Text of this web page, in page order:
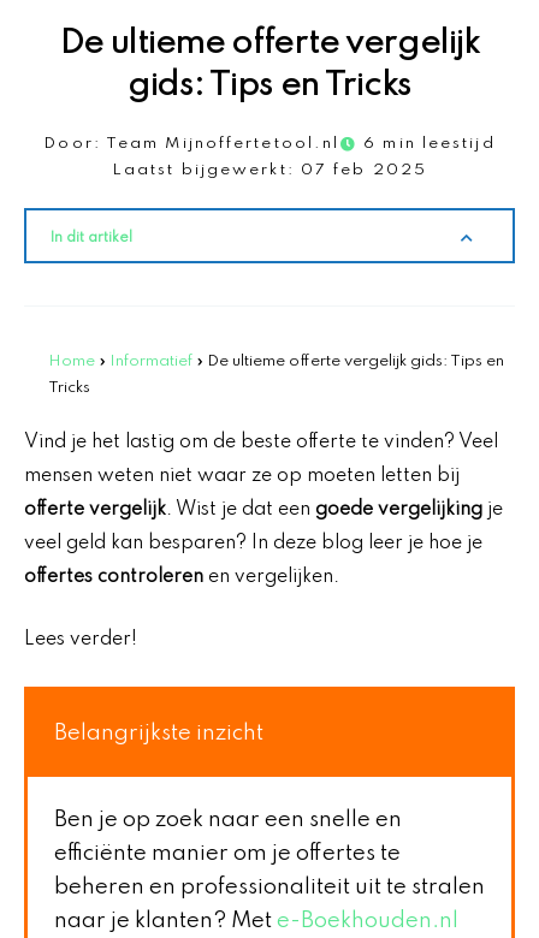
De ultieme offerte vergelijk
gids: Tips en Tricks
Door: Team Mijnoffertetool.nl
6 min leestijd
Laatst bijgewerkt:
07 feb 2025
In dit artikel
Home » Informatief » De ultieme offerte vergelijk gids: Tips en
Tricks
Vind je het lastig om de beste offerte te vinden? Veel
mensen weten niet waar ze op moeten letten bij
offerte vergelijk. Wist je dat een goede vergelijking je
veel geld kan besparen? In deze blog leer je hoe je
offertes controleren en vergelijken.
Lees verder!
Belangrijkste inzicht
Ben je op zoek naar een snelle en
efficiënte manier om je offertes te
beheren en professionaliteit uit te stralen
naar je klanten? Met e-Boekhouden.nl